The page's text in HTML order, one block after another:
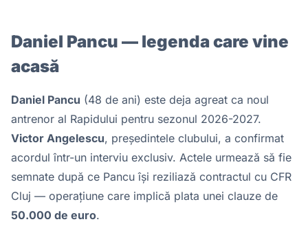
Daniel Pancu — legenda care vine
acasă
Daniel Pancu (48 de ani) este deja agreat ca noul
antrenor al Rapidului pentru sezonul 2026-2027.
Victor Angelescu, președintele clubului, a confirmat
acordul într-un interviu exclusiv. Actele urmează să fie
semnate după ce Pancu își reziliază contractul cu CFR
Cluj — operațiune care implică plata unei clauze de
50.000 de euro.